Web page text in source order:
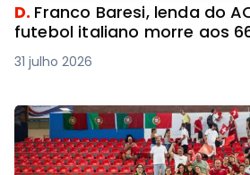
D. Franco Baresi, lenda do
futebol italiano morre aos
31 julho 2026